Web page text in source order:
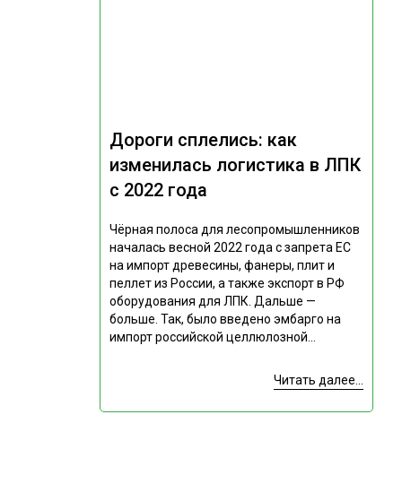
Дороги сплелись: как
изменилась логистика в ЛПК
с 2022 года
Чёрная полоса для лесопромышленников
началась весной 2022 года с запрета ЕС
на импорт древесины, фанеры, плит и
пеллет из России, а также экспорт в РФ
оборудования для ЛПК. Дальше —
больше. Так, было введено эмбарго на
импорт российской целлюлозной...
Читать далее...